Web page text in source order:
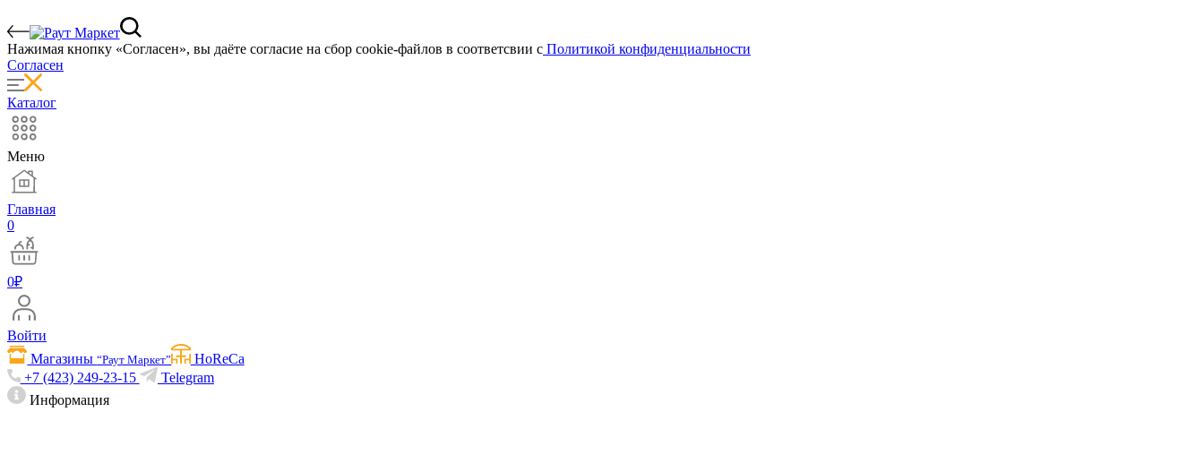
Нажимая кнопку «Согласен», вы даёте cогласие на сбор cookie-файлов в соответсвии с Политикой конфиденциальности
Согласен
Каталог
Меню
Главная
0
0₽
Войти
Магазины“Раут Маркет”
HoReCa
+7 (423) 249-23-15
Telegram
Информация